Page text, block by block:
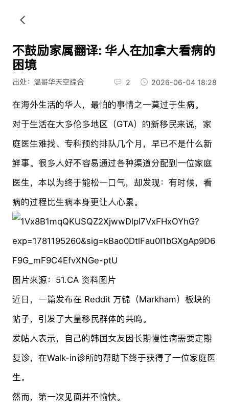
不鼓励家属翻译: 华人在加拿大看病的
困境
出处：温哥华天空综合 2 2026-06-04 18:28
在海外生活的华人，最怕的事情之一莫过于生病。
对于生活在大多伦多地区（GTA）的新移民来说，家
庭医生难找、专科预约排队几个月，早已不是什么新
鲜事。很多人好不容易通过各种渠道分配到一位家庭
医生，本以为终于能松一口气，却发现：有时候，看
病的过程比生病本身更让人心累。
图片来源：51.CA 资料图片
近日，一篇发布在 Reddit 万锦（Markham）板块的
帖子，引发了大量移民群体的共鸣。
发帖人表示，自己的韩国女友因长期慢性病需要定期
复诊，在Walk-in诊所的帮助下终于获得了一位家庭医
生。
然而，第一次见面并不愉快。